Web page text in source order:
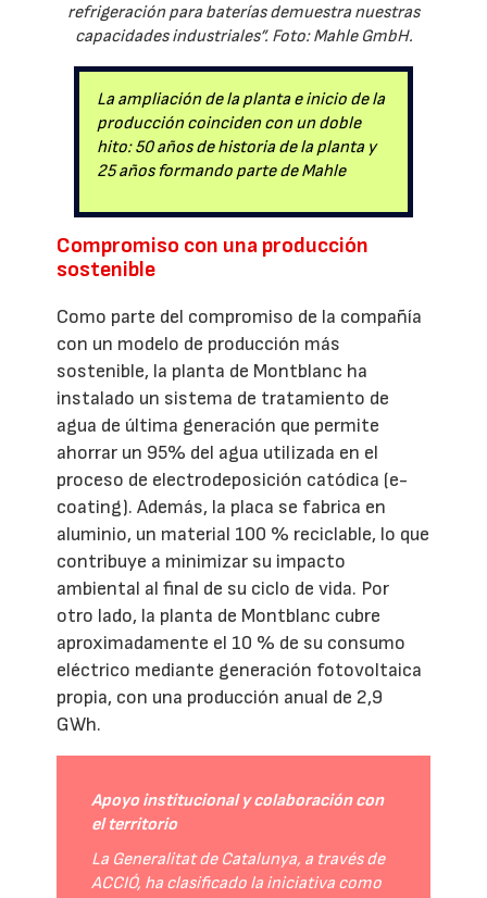
refrigeración para baterías demuestra nuestras
capacidades industriales”. Foto: Mahle GmbH.
La ampliación de la planta e inicio de la
producción coinciden con un doble
hito: 50 años de historia de la planta y
25 años formando parte de Mahle
Compromiso con una producción
sostenible
Como parte del compromiso de la compañía
con un modelo de producción más
sostenible, la planta de Montblanc ha
instalado un sistema de tratamiento de
agua de última generación que permite
ahorrar un 95% del agua utilizada en el
proceso de electrodeposición catódica (e-
coating). Además, la placa se fabrica en
aluminio, un material 100 % reciclable, lo que
contribuye a minimizar su impacto
ambiental al final de su ciclo de vida. Por
otro lado, la planta de Montblanc cubre
aproximadamente el 10 % de su consumo
eléctrico mediante generación fotovoltaica
propia, con una producción anual de 2,9
GWh.
Apoyo institucional y colaboración con
el territorio
La Generalitat de Catalunya, a través de
ACCIÓ, ha clasificado la iniciativa como